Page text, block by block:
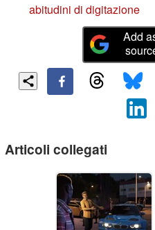
abitudini di digitazione
Add
Articoli collegati